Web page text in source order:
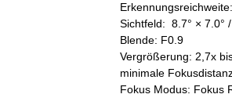
Sichtfeld: 8.7° × 7.0°
Blende: F0.9
Vergrößerung: 2,7x
minimale
Fokus Modus: Fokus